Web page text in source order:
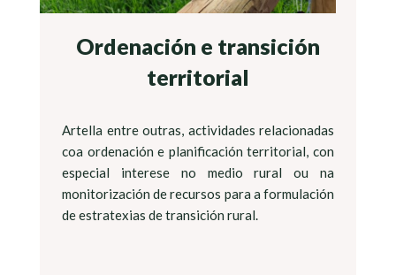
Ordenación e transición
territorial
Artella entre outras, actividades relacionadas
coa ordenación e planificación territorial, con
especial interese no medio rural ou na
monitorización de recursos para a formulación
de estratexias de transición rural.